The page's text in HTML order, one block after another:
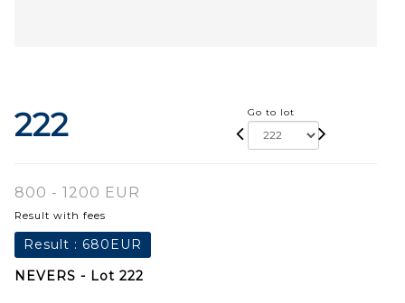
222 Go to lot
800 - 1200 EUR
Result with fees
Result : 680EUR
NEVERS - Lot 222